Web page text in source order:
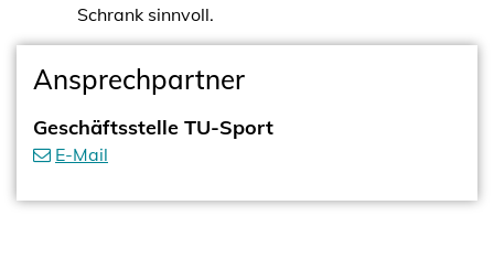
Schrank sinnvoll.
Ansprechpartner
Geschäftsstelle TU-Sport
E-Mail